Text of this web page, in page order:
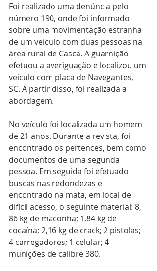
Foi realizado uma denúncia pelo
número 190, onde foi informado
sobre uma movimentação estranha
de um veículo com duas pessoas na
área rural de Casca. A guarnição
efetuou a averiguação e localizou um
veículo com placa de Navegantes,
SC. A partir disso, foi realizada a
abordagem.
No veículo foi localizada um homem
de 21 anos. Durante a revista, foi
encontrado os pertences, bem como
documentos de uma segunda
pessoa. Em seguida foi efetuado
buscas nas redondezas e
encontrado na mata, em local de
difícil acesso, o seguinte material: 8,
86 kg de maconha; 1,84 kg de
cocaína; 2,16 kg de crack; 2 pistolas;
4 carregadores; 1 celular; 4
munições de calibre 380.